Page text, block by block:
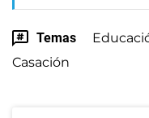
Temas
Casación